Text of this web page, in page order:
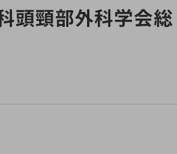
頭頸部外科学会総